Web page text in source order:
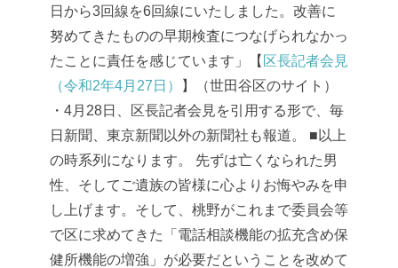
日から3回線を6回線にいたしました。改善に
努めてきたものの早期検査につなげられなかっ
たことに責任を感じています」【 区長記者会見
（令和2年4月27日）
】（世田谷区のサイト）
・4月28日、区長記者会見を引用する形で、毎
日新聞、東京新聞以外の新聞社も報道。
■以上
の時系列になります。
先ずは亡くなられた男
性、そしてご遺族の皆様に心よりお悔やみを申
し上げます。そして、桃野がこれまで委員会等
で区に求めてきた「電話相談機能の拡充含め保
健所機能の増強」が必要だということを改めて